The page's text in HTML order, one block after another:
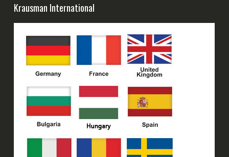
Krausman International